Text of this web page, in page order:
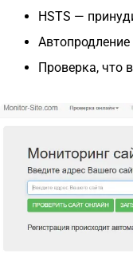
HSTS —
Проверка, что